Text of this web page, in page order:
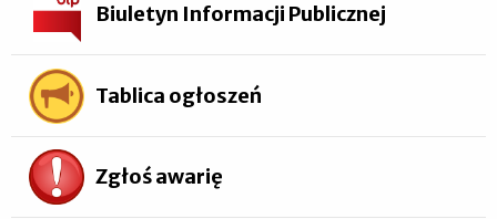
Biuletyn Informacji Publicznej
Tablica ogłoszeń
Zgłoś awarię